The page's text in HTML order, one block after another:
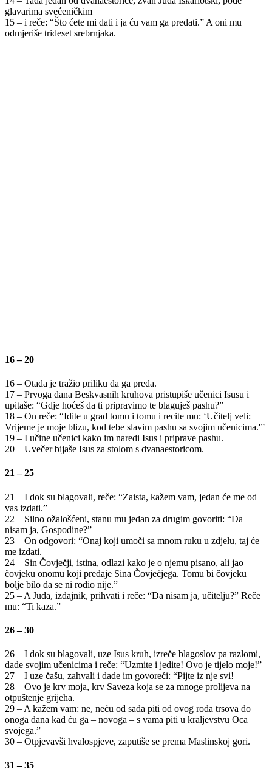
glavarima svećeničkim
15 – i reče: “Što ćete mi dati i ja ću vam ga predati.” A oni mu
odmjeriše trideset srebrnjaka.
16 – 20
16 – Otada je tražio priliku da ga preda.
17 – Prvoga dana Beskvasnih kruhova pristupiše učenici Isusu i
upitaše: “Gdje hoćeš da ti pripravimo te blaguješ pashu?”
18 – On reče: “Idite u grad tomu i tomu i recite mu: ‘Učitelj veli:
Vrijeme je moje blizu, kod tebe slavim pashu sa svojim učenicima.'”
19 – I učine učenici kako im naredi Isus i priprave pashu.
20 – Uvečer bijaše Isus za stolom s dvanaestoricom.
21 – 25
21 – I dok su blagovali, reče: “Zaista, kažem vam, jedan će me od
vas izdati.”
22 – Silno ožalošćeni, stanu mu jedan za drugim govoriti: “Da
nisam ja, Gospodine?”
23 – On odgovori: “Onaj koji umoči sa mnom ruku u zdjelu, taj će
me izdati.
24 – Sin Čovječji, istina, odlazi kako je o njemu pisano, ali jao
čovjeku onomu koji predaje Sina Čovječjega. Tomu bi čovjeku
bolje bilo da se ni rodio nije.”
25 – A Juda, izdajnik, prihvati i reče: “Da nisam ja, učitelju?” Reče
mu: “Ti kaza.”
26 – 30
26 – I dok su blagovali, uze Isus kruh, izreče blagoslov pa razlomi,
dade svojim učenicima i reče: “Uzmite i jedite! Ovo je tijelo moje!”
27 – I uze čašu, zahvali i dade im govoreći: “Pijte iz nje svi!
28 – Ovo je krv moja, krv Saveza koja se za mnoge prolijeva na
otpuštenje grijeha.
29 – A kažem vam: ne, neću od sada piti od ovog roda trsova do
onoga dana kad ću ga – novoga – s vama piti u kraljevstvu Oca
svojega.”
30 – Otpjevavši hvalospjeve, zaputiše se prema Maslinskoj gori.
31 – 35